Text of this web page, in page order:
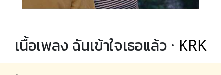
เนื้อเพลง ฉันเข้าใจเธอแล้ว · KRK